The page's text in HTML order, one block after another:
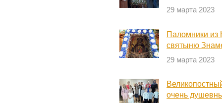
29 марта 2023
Паломники из
святыню
29 марта 2023
очень